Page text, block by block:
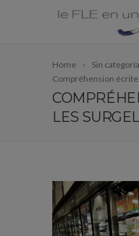
Home
Sin categoría
Compréhension écrite
LES